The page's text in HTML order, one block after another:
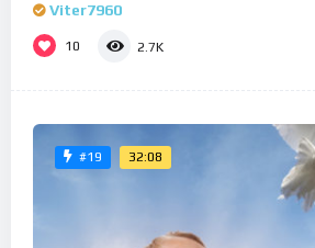
Viter7960
10 2.7K
#19 32:08